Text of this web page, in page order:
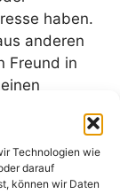
Technologien wie
darauf
können wir Daten
haben.
anderen
Freund in
aus
Gerade